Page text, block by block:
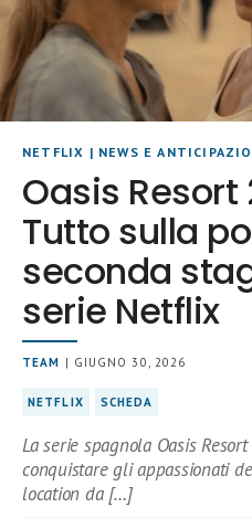
NETFLIX | NEWS E
Oasis Resort
Tutto sulla
seconda
serie Netflix
TEAM | GIUGNO 30, 2026
NETFLIX SCHEDA
La serie spagnola Oasis
conquistare gli appassionati
location da […]